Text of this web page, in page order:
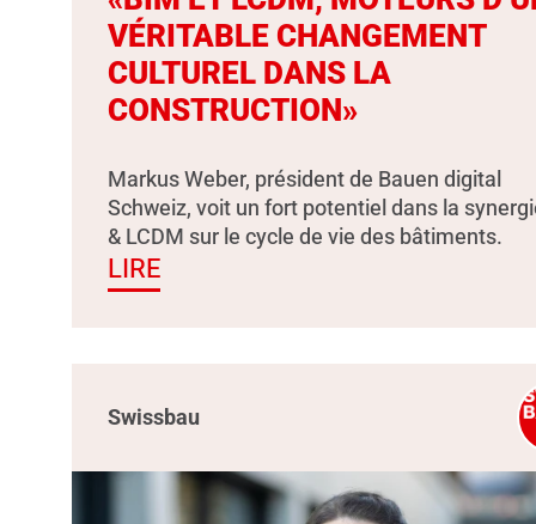
VÉRITABLE CHANGEMENT
CULTUREL DANS LA
CONSTRUCTION»
Markus Weber, président de Bauen digital
Schweiz, voit un fort potentiel dans la
& LCDM sur le cycle de vie des bâtiments.
LIRE
Swissbau